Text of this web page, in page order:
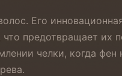
Его
предотвращает их
челки, когда